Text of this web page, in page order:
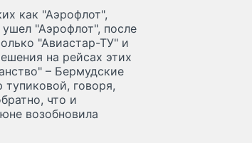
как "Аэрофлот",
"Аэрофлот", после
"Авиастар-ТУ" и
на рейсах этих
– Бермудские
говоря,
что и
возобновила